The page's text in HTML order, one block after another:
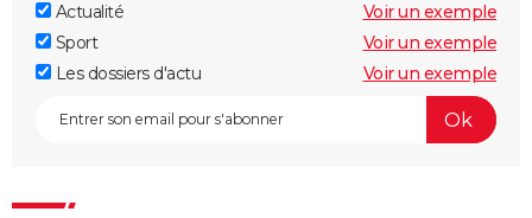
Actualité
Voir un exemple
Sport
Voir un exemple
Les dossiers d'actu
Voir un exemple